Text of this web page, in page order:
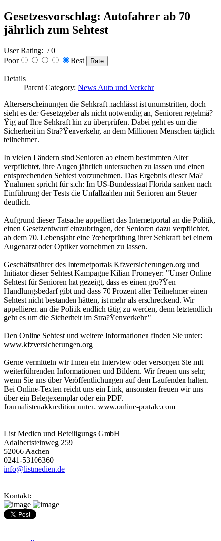
Gesetzesvorschlag: Autofahrer ab 70
jährlich zum Sehtest
User Rating: / 0
Poor
Best
Details
Parent Category: News Auto und Verkehr
Alterserscheinungen die Sehkraft nachlässt ist unumstritten, doch
sieht es der Gesetzgeber als nicht notwendig an, Senioren regelmä?
Ÿig auf Ihre Sehkraft hin zu überprüfen. Dabei geht es um die
Sicherheit im Stra?Ÿenverkehr, an dem Millionen Menschen täglich
teilnehmen.
In vielen Ländern sind Senioren ab einem bestimmten Alter
verpflichtet, ihre Augen jährlich untersuchen zu lassen und einen
entsprechenden Sehtest vorzunehmen. Das Ergebnis dieser Ma?
Ÿnahmen spricht für sich: Im US-Bundesstaat Florida sanken nach
Einführung der Tests die Unfallzahlen mit Senioren am Steuer
deutlich.
Aufgrund dieser Tatsache appelliert das Internetportal an die Politik,
einen Gesetzentwurf einzubringen, der Senioren dazu verpflichtet,
ab dem 70. Lebensjahr eine ?œberprüfung ihrer Sehkraft bei einem
Augenarzt oder Optiker vornehmen zu lassen.
Geschäftsführer des Internetportals Kfzversicherungen.org und
Initiator dieser Sehtest Kampagne Kilian Fromeyer: "Unser Online
Sehtest für Senioren hat gezeigt, dass es einen gro?Ÿen
Handlungsbedarf gibt und dass 70 Prozent aller Teilnehmer einen
Sehtest nicht bestanden hätten, ist mehr als erschreckend. Wir
appellieren an die Politik endlich tätig zu werden, denn letztendlich
geht es um die Sicherheit im Stra?Ÿenverkehr."
Den Online Sehtest und weitere Informationen finden Sie unter:
www.kfzversicherungen.org
Gerne vermitteln wir Ihnen ein Interview oder versorgen Sie mit
weiterführenden Informationen und Bildern. Wir freuen uns sehr,
wenn Sie uns über Veröffentlichungen auf dem Laufenden halten.
Bei Online-Texten reicht uns ein Link, ansonsten freuen wir uns
über ein Belegexemplar oder ein PDF.
Journalistenakkredition unter: www.online-portale.com
List Medien und Beteiligungs GmbH
Adalbertsteinweg 259
52066 Aachen
0241-53106360
info@listmedien.de
Kontakt: